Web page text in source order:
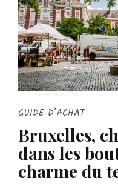
GUIDE D’ACHAT
Bruxelles,
dans les
charme du